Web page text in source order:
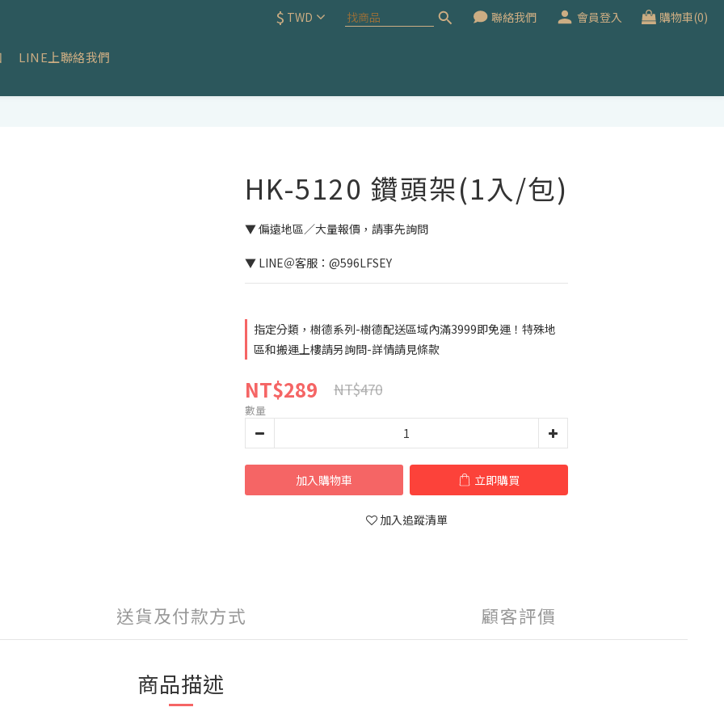
$ TWD 聯絡我們 會員登入 購物車(0)
LINE上聯絡我們
HK-5120 鑽頭架(1入/包)
▼ 偏遠地區／大量報價，請事先詢問
▼ LINE＠客服：@596LFSEY
指定分類，樹德系列-樹德配送區域內滿3999即免運！特殊地
區和搬運上樓請另詢問-詳情請見條款
NT$289 NT$470
數量
加入購物車 立即購買
加入追蹤清單
送貨及付款方式 顧客評價
商品描述